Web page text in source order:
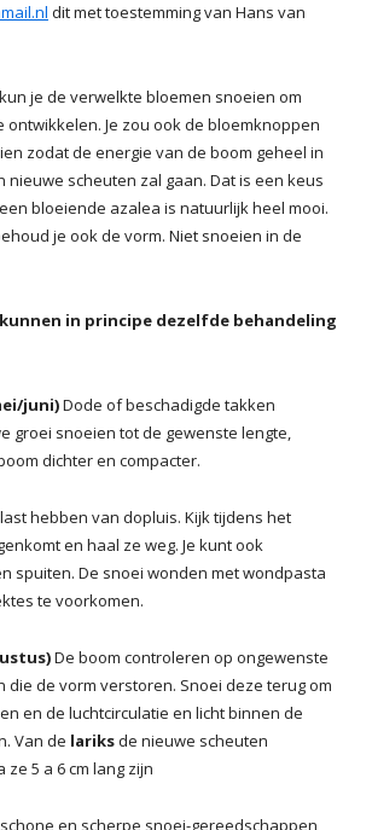
dit met toestemming van Hans van
je de verwelkte bloemen snoeien om
ontwikkelen. Je zou ook de bloemknoppen
zodat de energie van de boom geheel in
nieuwe scheuten zal gaan. Dat is een keus
bloeiende azalea is natuurlijk heel mooi.
je ook de vorm. Niet snoeien in de
in principe dezelfde behandeling
juni)Dode of beschadigde takken
groei snoeien tot de gewenste lengte,
dichter en compacter.
hebben van dopluis. Kijk tijdens het
en haal ze weg. Je kunt ook
spuiten. De snoei wonden met wondpasta
te voorkomen.
De boom controleren op ongewenste
die de vorm verstoren. Snoei deze terug om
en de luchtcirculatie en licht binnen de
Van de lariksde nieuwe scheuten
5 a 6 cm lang zijn
en scherpe snoei-gereedschappen